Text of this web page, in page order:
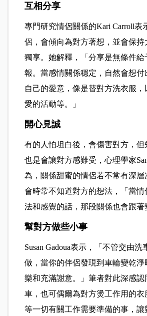
互相分享
專門研究情侶關係的Kari Carroll表
侶，會傾向為對方著想，並會保
獨享。她解釋，「分享是無條件給
報。當感情關係穩定，自然會想
自己的愛意，像是替對方洗衣服
愛的活動等。」
開心見誠
有的人怕坦白後，會傷害對方，
也是會讓對方感難受，心理學家
為，關係甜蜜的情侶若不常有深
會時常不知道對方的想法，「當情
法和感覺的話，那段關係也會跟著
幫對方做些小事
Susan Gadoua表示，「不管交由
做，當你的伴侶發現到車輪變乾
樂和充滿謝意。」筆者對此深感
車，也可偶爾為對方燙工作用的衣
等一切有關工作需要準備的事，